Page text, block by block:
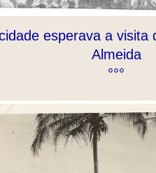
esperava a visita
Almeida
°°°